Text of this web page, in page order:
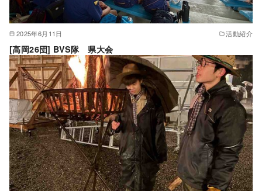
2025年6月11日 活動紹介
[高岡26団] BVS隊 県大会